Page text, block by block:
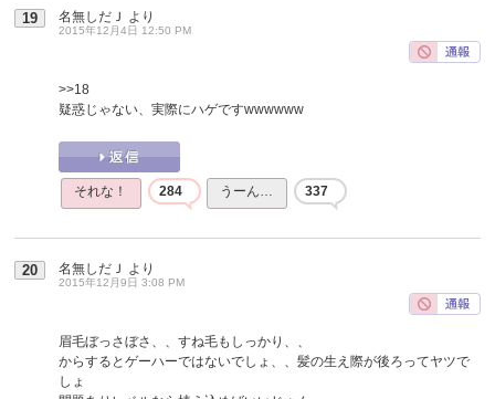
19 名無しだＪ より
2015年12月4日 12:50 PM
>>18
疑惑じゃない、実際にハゲですwwwwww
それな！ 284 うーん… 337
20 名無しだＪ より
2015年12月9日 3:08 PM
眉毛ぼっさぼさ、、すね毛もしっかり、、
からするとゲーハーではないでしょ、、髪の生え際が後ろってヤツで
しょ